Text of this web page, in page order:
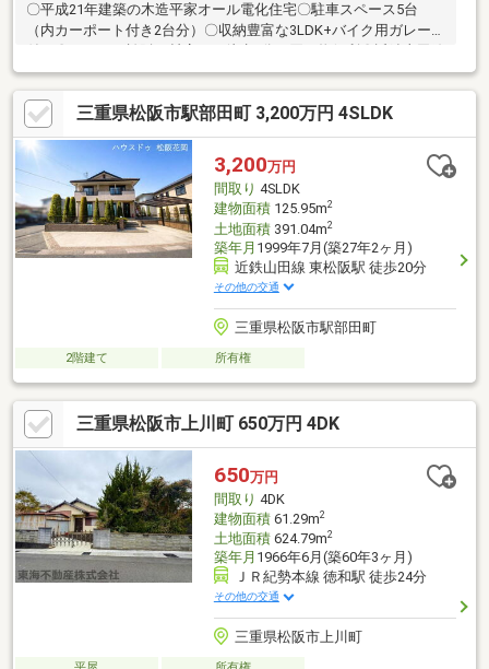
〇平成21年建築の木造平家オール電化住宅〇駐車スペース5台
（内カーポート付き2台分）〇収納豊富な3LDK+バイク用ガレージ
「東松阪駅」まで徒歩19分、JR紀勢本線「徳和駅」まで徒歩16分
三重県松阪市駅部田町 3,200万円 4SLDK
3,200万円
間取り 4SLDK
建物面積125.95m2
土地面積391.04m2
築年月 1999年7月(築27年2ヶ月)
近鉄山田線 東松阪駅 徒歩20分
その他の交通
三重県松阪市駅部田町
2階建て 所有権
三重県松阪市上川町 650万円 4DK
650万円
間取り 4DK
建物面積61.29m2
土地面積624.79m2
築年月 1966年6月(築60年3ヶ月)
ＪＲ紀勢本線 徳和駅 徒歩24分
その他の交通
三重県松阪市上川町